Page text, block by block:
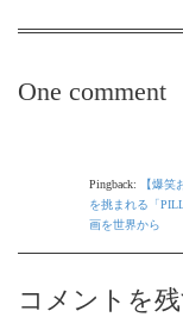
One comment
Pingback:
【爆
を挑まれる「
画を世界から
コメントを